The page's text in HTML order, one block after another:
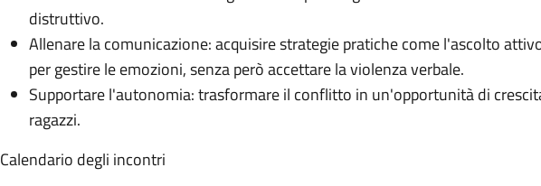
distruttivo.
Allenare la comunicazione: acquisire strategie pratiche come l'ascolto
per gestire le emozioni, senza però accettare la violenza verbale.
Supportare l'autonomia: trasformare il conflitto in un'opportunità di
ragazzi.
Calendario degli incontri